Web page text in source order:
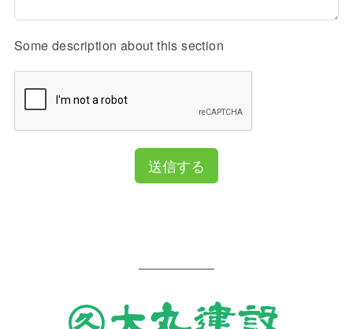
Some description about this section
送信する